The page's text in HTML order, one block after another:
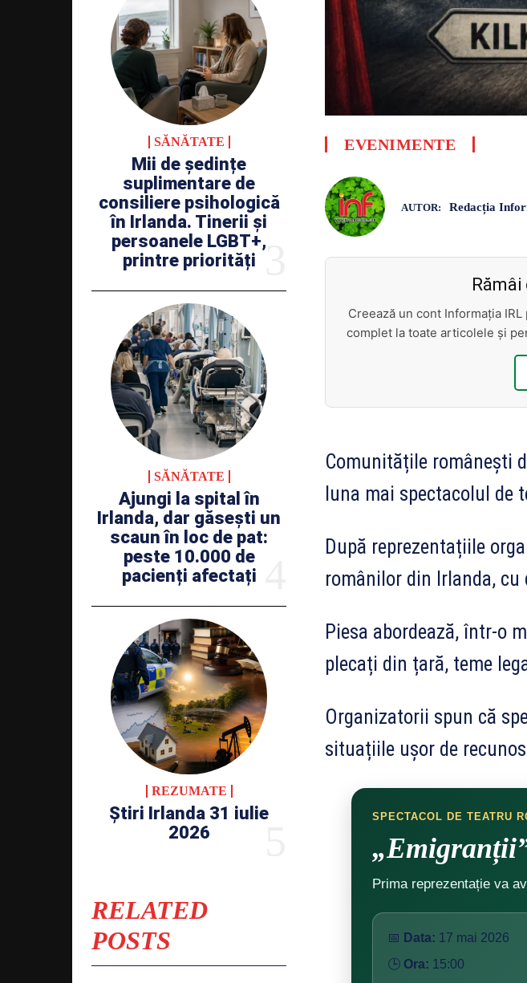
SĂNĂTATE
Mii de ședințe
suplimentare de
consiliere psihologică
în Irlanda. Tinerii și
persoanele LGBT+,
printre priorități
SĂNĂTATE
Ajungi la spital în
Irlanda, dar găsești un
scaun în loc de pat:
peste 10.000 de
pacienți afectați
REZUMATE
Știri Irlanda 31 iulie
2026
RELATED
POSTS
EVENIMENTE
AUTOR: Redacția
Creează un cont Informația
complet la toate articolele și
Comunitățile românești
luna mai spectacolul de
După reprezentațiile
românilor din Irlanda, cu
Piesa abordează, într-o
plecați din țară, teme
Organizatorii spun că
situațiile ușor de
SPECTACOL DE TEATRU
Prima reprezentație va
📅 Data: 17 mai 2026
🕒 Ora: 15:00